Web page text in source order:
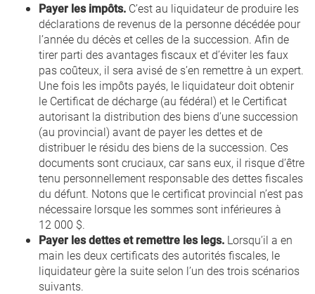
Payer les impôts. C’est au liquidateur de produire les
déclarations de revenus de la personne décédée pour
l’année du décès et celles de la succession. Afin de
tirer parti des avantages fiscaux et d’éviter les faux
pas coûteux, il sera avisé de s’en remettre à un expert.
Une fois les impôts payés, le liquidateur doit obtenir
le Certificat de décharge (au fédéral) et le Certificat
autorisant la distribution des biens d’une succession
(au provincial) avant de payer les dettes et de
distribuer le résidu des biens de la succession. Ces
documents sont cruciaux, car sans eux, il risque d’être
tenu personnellement responsable des dettes fiscales
du défunt. Notons que le certificat provincial n’est pas
nécessaire lorsque les sommes sont inférieures à
12 000 $.
Payer les dettes et remettre les legs. Lorsqu’il a en
main les deux certificats des autorités fiscales, le
liquidateur gère la suite selon l’un des trois scénarios
suivants.